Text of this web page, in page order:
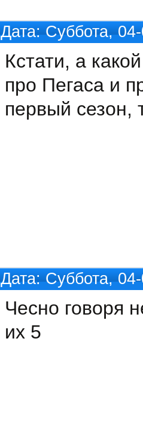
Дата: Суббота,
Кстати, а
про Пегаса и
первый сезон,
Дата: Суббота,
Чесно говоря
их 5